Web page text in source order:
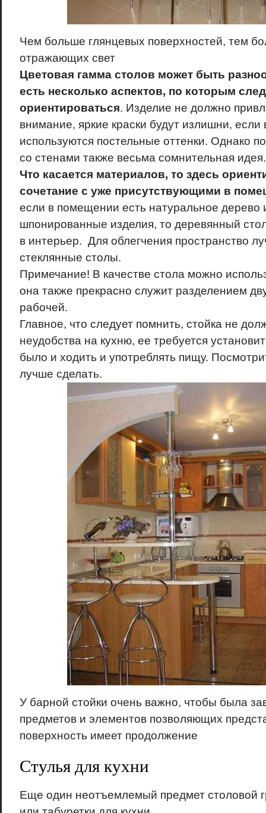
Чем больше глянцевых поверхностей, тем
отражающих свет
Цветовая гамма столов может быть
есть несколько аспектов, по которым
ориентироваться. Изделие не должно
внимание, яркие краски будут излишни, если
используются постельные оттенки. Однако
со стенами также весьма сомнительная идея.
Что касается материалов, то здесь
сочетание с уже присутствующими в
если в помещении есть натуральное дерево
шпонированные изделия, то деревянный
в интерьер. Для облегчения пространство
стеклянные столы.
Примечание! В качестве стола можно
она также прекрасно служит разделением
рабочей.
Главное, что следует помнить, стойка не
неудобства на кухню, ее требуется
было и ходить и употреблять пищу.
лучше сделать.
У барной стойки очень важно, чтобы была
предметов и элементов позволяющих
поверхность имеет продолжение
Стулья для кухни
Еще один неотъемлемый предмет столовой